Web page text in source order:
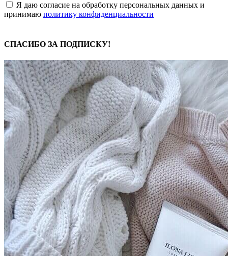
Я даю согласие на обработку персональных данных и
принимаю политику конфиденциальности
СПАСИБО ЗА ПОДПИСКУ!